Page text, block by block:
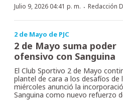
Julio 9, 2026 04:41 p. m. · Redacción
2 de Mayo de PJC
2 de Mayo suma poder
ofensivo con Sanguina
El Club Sportivo 2 de Mayo
plantel de cara a los desafíos
miércoles anunció la
Sanguina como nuevo refuerzo